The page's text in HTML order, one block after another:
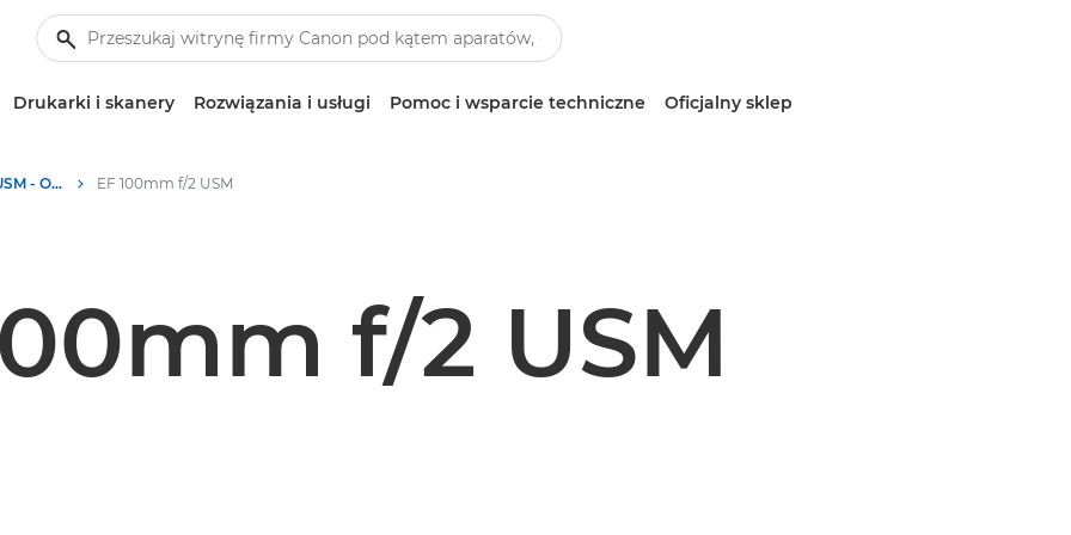
Drukarki i skanery Rozwiązania i usługi Pomoc i wsparcie techniczne Oficjalny sklep
Canon EF 100mm f/2 USM - Obiektywy – obiektywy do kamer i aparatów EF 100mm f/2 USM
f/2 USM